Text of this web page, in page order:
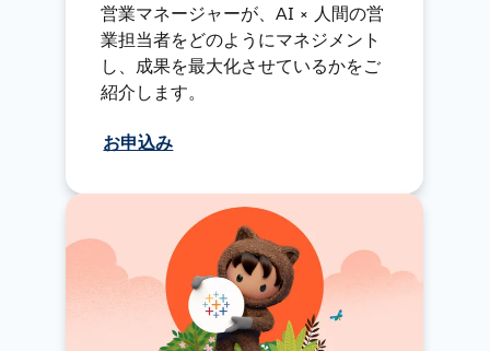
営業マネージャーが、AI × 人間の営
業担当者をどのようにマネジメント
し、成果を最大化させているかをご
紹介します。
お申込み